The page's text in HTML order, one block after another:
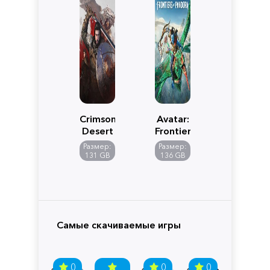
Crimson
Desert
Размер:
131 GB
Avatar:
Frontiers
of
Pandora
Размер:
136 GB
Самые скачиваемые игры
0 0 0